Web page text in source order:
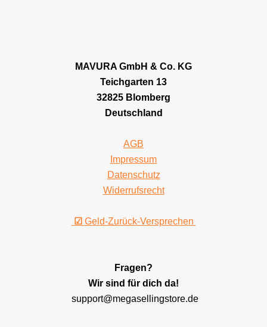
MAVURA GmbH & Co. KG
Teichgarten 13
32825 Blomberg
Deutschland
AGB
Impressum
Datenschutz
Widerrufsrecht
☑ Geld-Zurück-Versprechen
Fragen?
Wir sind für dich da!
support@megasellingstore.de